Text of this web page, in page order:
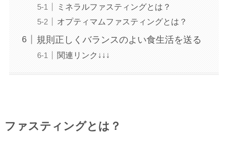
ミネラルファスティングとは？
オプティマムファスティングとは？
規則正しくバランスのよい食生活を送る
関連リンク↓↓↓
ファスティングとは？